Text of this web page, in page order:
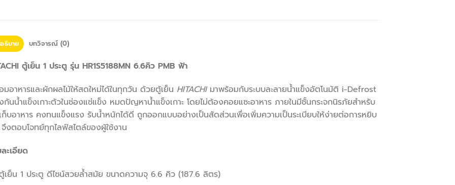
ธิบาย บทวิจารณ์ (0)
ตู้เย็น 1 ประตู รุ่น HR1S5188MN 6.6คิว PMB ฟ้า
อาหารและผักผลไม้ให้สดใหม่ได้ในทุกวัน ด้วยตู้เย็น HITACHIมาพร้อมกับระบบละลายน้ำแข็งอัตโนมัติ i-Defrost
กันน้ำแข็งเกาะตัวในช่องแช่แข็ง หมดปัญหาน้ำแข็งเกาะ โดยไม่ต้องคอยแซะอาหาร ภายในมีชั้นกระจกนิรภัยสำหรับ
ก็บอาหาร คงทนแข็งแรง รับน้ำหนักได้ดี ถูกออกแบบอย่างเป็นสัดส่วนเพื่อเพิ่มความเป็นระเบียบให้ง่ายต่อการหยิบ
งตอบโจทย์ทุกไลฟ์สไตล์ของผู้ใช้งาน
ะเอียด
เย็น 1 ประตู ดีไซน์สวยล้ำสมัย ขนาดความจุ 6.6 คิว (187.6 ลิตร)